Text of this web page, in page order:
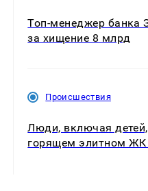
Топ-менеджер банка
за хищение 8 млрд
Происшествия
Люди, включая
горящем элитном